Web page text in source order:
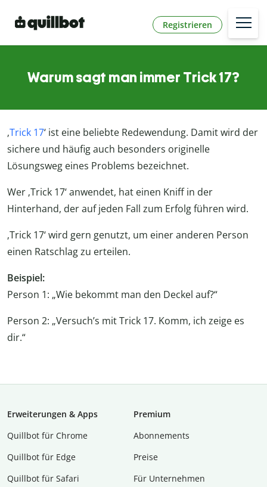
Registrieren
Warum sagt man immer Trick 17?
‚Trick 17‘ ist eine beliebte Redewendung. Damit wird der
sichere und häufig auch besonders originelle
Lösungsweg eines Problems bezeichnet.
Wer ‚Trick 17‘ anwendet, hat einen Kniff in der
Hinterhand, der auf jeden Fall zum Erfolg führen wird.
‚Trick 17‘ wird gern genutzt, um einer anderen Person
einen Ratschlag zu erteilen.
Beispiel:
Person 1: „Wie bekommt man den Deckel auf?“
Person 2: „Versuch’s mit Trick 17. Komm, ich zeige es
dir.“
Erweiterungen & Apps
Quillbot für Chrome
Quillbot für Edge
Quillbot für Safari
Premium
Abon­ne­ments
Preise
Für Unternehmen